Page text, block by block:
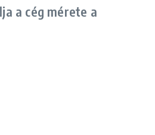
a cég mérete a